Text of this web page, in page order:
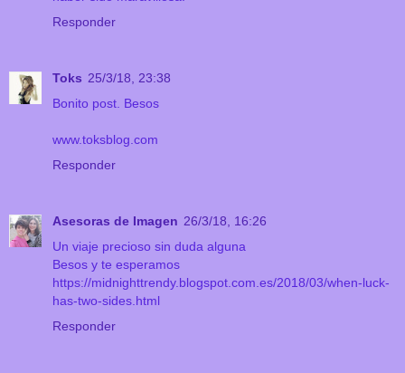
Responder
Toks 25/3/18, 23:38
Bonito post. Besos
www.toksblog.com
Responder
Asesoras de Imagen 26/3/18, 16:26
Un viaje precioso sin duda alguna
Besos y te esperamos
https://midnighttrendy.blogspot.com.es/2018/03/when-luck-
has-two-sides.html
Responder